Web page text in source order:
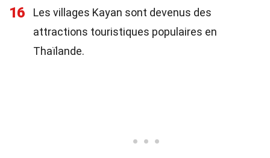
16
Les villages Kayan sont devenus des
attractions touristiques populaires en
Thaïlande.